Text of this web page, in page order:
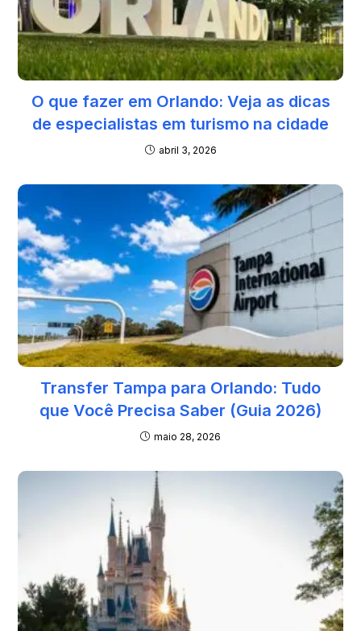
O que fazer em Orlando: Veja as dicas
de especialistas em turismo na cidade
abril 3, 2026
Transfer Tampa para Orlando: Tudo
que Você Precisa Saber (Guia 2026)
maio 28, 2026